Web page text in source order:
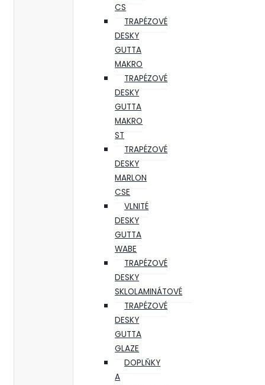
CS
TRAPÉZOVÉ
DESKY
GUTTA
MAKRO
TRAPÉZOVÉ
DESKY
GUTTA
MAKRO
ST
TRAPÉZOVÉ
DESKY
MARLON
CSE
VLNITÉ
DESKY
GUTTA
WABE
TRAPÉZOVÉ
DESKY
SKLOLAMINÁTOVÉ
TRAPÉZOVÉ
DESKY
GUTTA
GLAZE
DOPLŇKY
A